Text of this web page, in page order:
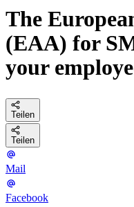
The
(EAA) for
your
Teilen
Teilen
Mail
Facebook